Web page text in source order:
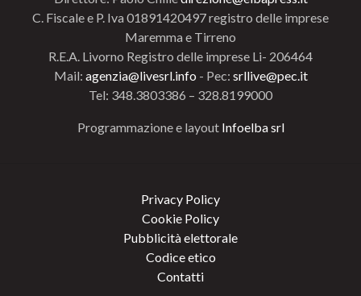
C. Fiscale e P. Iva 01891420497 registro delle imprese
Maremma e Tirreno
R.E.A. Livorno Registro delle imprese Li- 206464
Mail: agenzia@livesrl.info - Pec: srllive@pec.it
Tel: 348.3803386 – 328.8199000
Programmazione e layout Infoelba srl
Privacy Policy
Cookie Policy
Pubblicità elettorale
Codice etico
Contatti